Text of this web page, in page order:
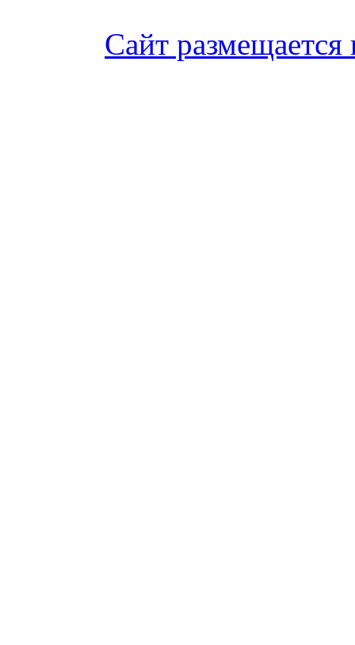
Сайт размещается